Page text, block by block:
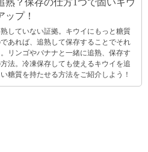
ップ！
していない証拠。キウイにもっと糖質
あれば、追熟して保存することでそれ
リンゴやバナナと一緒に追熟、保存す
法。冷凍保存しても使えるキウイを追
糖質を持たせる方法をご紹介しよう！